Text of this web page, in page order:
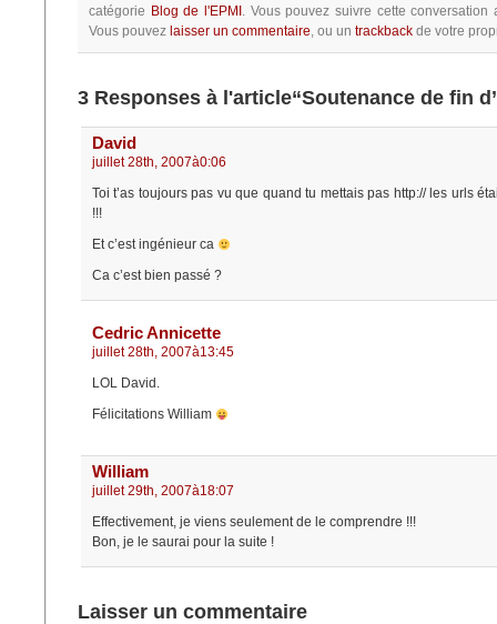
catégorie Blog de l'EPMI . Vous pouvez suivre cette conversation
Vous pouvez laisser un commentaire, ou un trackback de votre
3 Responses à l'article“Soutenance de fin
David
juillet 28th, 2007à0:06
Toi t’as toujours pas vu que quand tu mettais pas http:// les urls
!!!
Et c’est ingénieur ca
Ca c’est bien passé ?
Cedric Annicette
juillet 28th, 2007à13:45
LOL David.
Félicitations William
William
juillet 29th, 2007à18:07
Effectivement, je viens seulement de le comprendre !!!
Bon, je le saurai pour la suite !
Laisser un commentaire